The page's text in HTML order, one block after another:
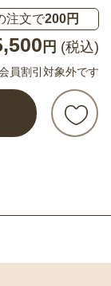
注文で200円
円 (税込)
員割引対象外です